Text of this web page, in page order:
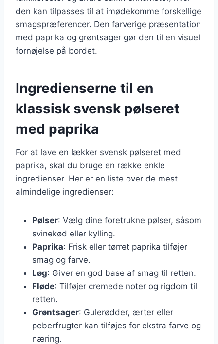
den kan tilpasses til at imødekomme forskellige
smagspræferencer. Den farverige præsentation
med paprika og grøntsager gør den til en visuel
fornøjelse på bordet.
Ingredienserne til en
klassisk svensk pølseret
med paprika
For at lave en lækker svensk pølseret med
paprika, skal du bruge en række enkle
ingredienser. Her er en liste over de mest
almindelige ingredienser:
Pølser: Vælg dine foretrukne pølser, såsom
svinekød eller kylling.
Paprika: Frisk eller tørret paprika tilføjer
smag og farve.
Løg: Giver en god base af smag til retten.
Fløde: Tilføjer cremede noter og rigdom til
retten.
Grøntsager: Gulerødder, ærter eller
peberfrugter kan tilføjes for ekstra farve og
næring.